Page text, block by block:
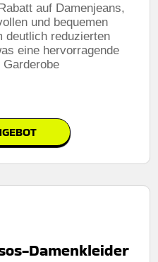
auf Damenjeans,
und bequemen
deutlich reduzierten
eine hervorragende
Damenkleider